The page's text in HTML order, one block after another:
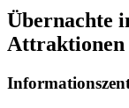
Übernachte
Attraktionen